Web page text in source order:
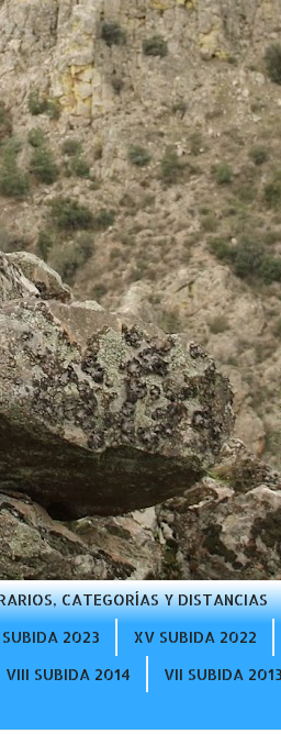
CATEGORÍAS Y DISTANCIAS
2023 XV SUBIDA 2022
VIII SUBIDA 2014 VII SUBIDA 2013